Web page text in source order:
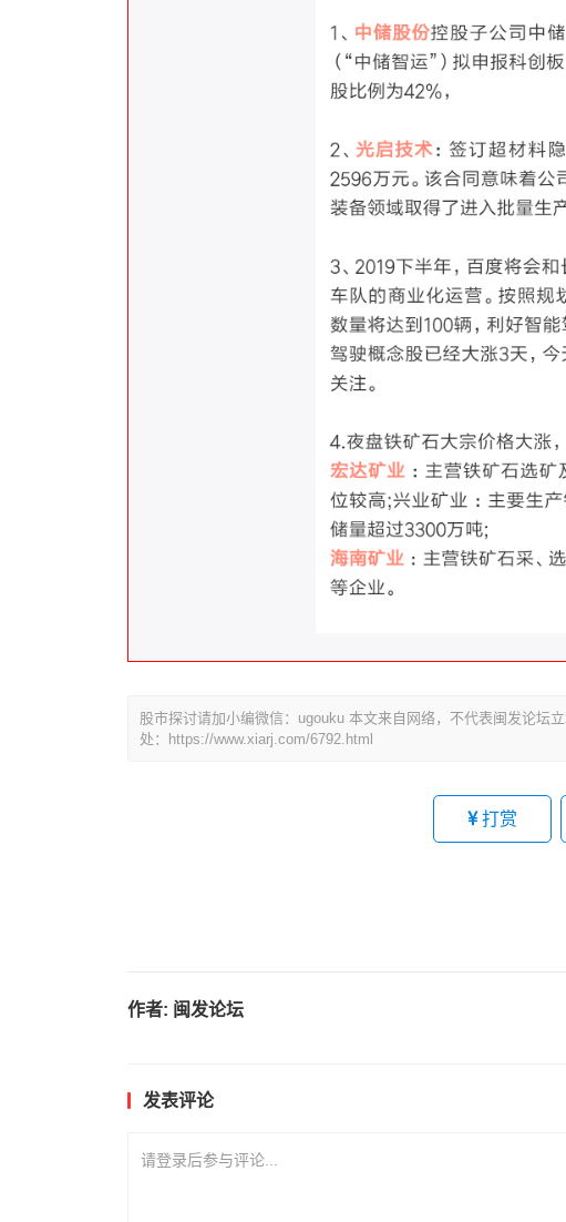
股市探讨请加小编微信：ugouku 本文来自网络，不代表闽发论坛
处：https://www.xiarj.com/6792.html
打赏
作者: 闽发论坛
发表评论
请登录后参与评论...